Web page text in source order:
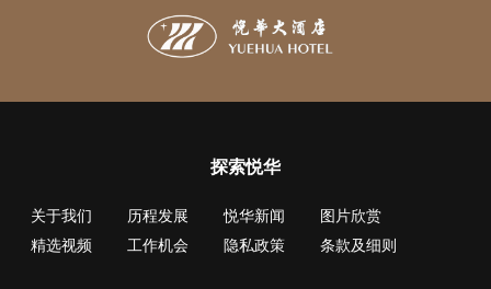
探索悦华
关于我们 历程发展 悦华新闻
图片欣赏
精选视频
工作机会 隐私政策 条款及细则